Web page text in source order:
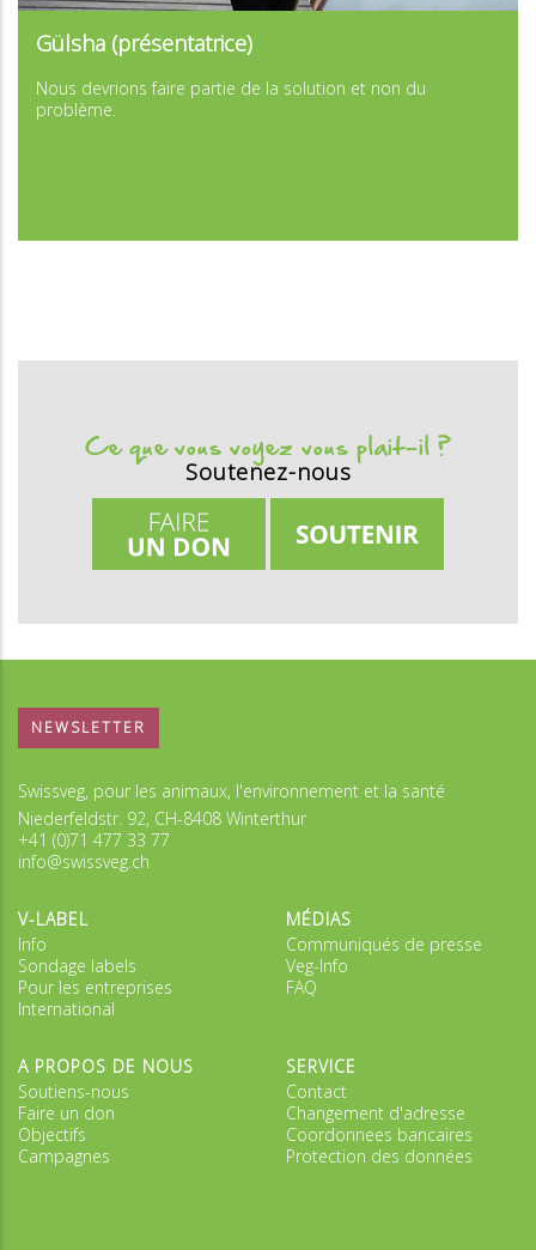
Gülsha (présentatrice)
Nous devrions faire partie de la solution et non du
problème.
Ce que vous voyez vous plait-il ?
Soutenez-nous
NEWSLETTER
Swissveg, pour les animaux, l'environnement et la santé
Niederfeldstr. 92, CH-8408 Winterthur
+41 (0)71 477 33 77
info@swissveg.ch
V-LABEL
Info
Sondage labels
Pour les entreprises
International
MÉDIAS
Communiqués de presse
Veg-Info
FAQ
A PROPOS DE NOUS
Soutiens-nous
Faire un don
Objectifs
Campagnes
SERVICE
Contact
Changement d'adresse
Coordonnees bancaires
Protection des données